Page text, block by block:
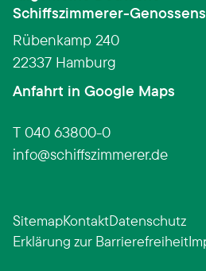
Schiffszimmerer­-­
Rübenkamp 240
22337 Hamburg
Anfahrt in Google Maps
T 040 63800-0
info
schiffszimmerer.de
SitemapKontaktDatenschutz
Erklärung zur Barrierefreiheit